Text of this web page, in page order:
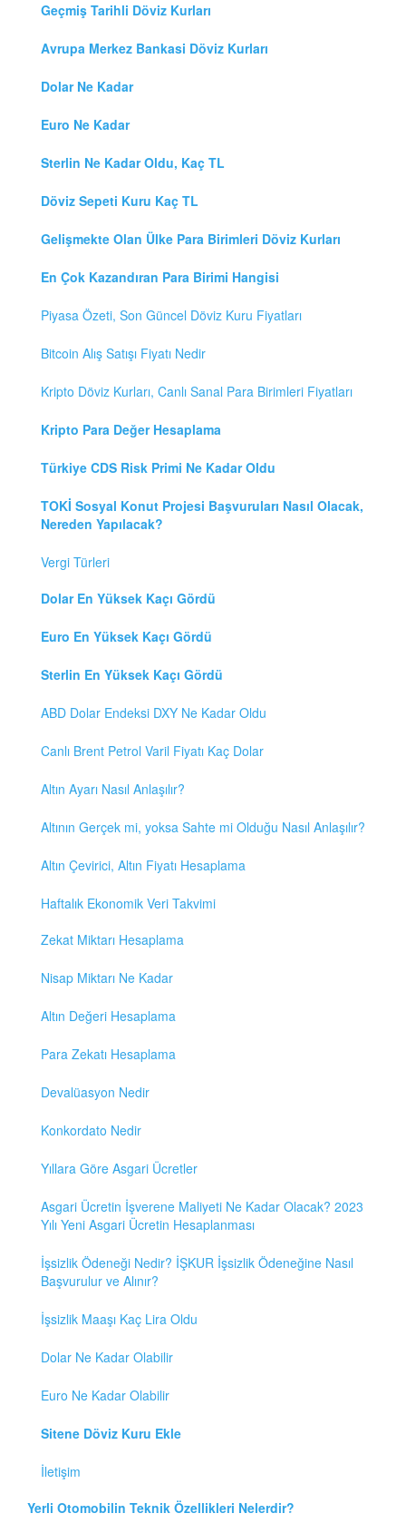
Geçmiş Tarihli Döviz Kurları
Avrupa Merkez Bankasi Döviz Kurları
Dolar Ne Kadar
Euro Ne Kadar
Sterlin Ne Kadar Oldu, Kaç TL
Döviz Sepeti Kuru Kaç TL
Gelişmekte Olan Ülke Para Birimleri Döviz Kurları
En Çok Kazandıran Para Birimi Hangisi
Piyasa Özeti, Son Güncel Döviz Kuru Fiyatları
Bitcoin Alış Satışı Fiyatı Nedir
Kripto Döviz Kurları, Canlı Sanal Para Birimleri Fiyatları
Kripto Para Değer Hesaplama
Türkiye CDS Risk Primi Ne Kadar Oldu
TOKİ Sosyal Konut Projesi Başvuruları Nasıl Olacak,
Nereden Yapılacak?
Vergi Türleri
Dolar En Yüksek Kaçı Gördü
Euro En Yüksek Kaçı Gördü
Sterlin En Yüksek Kaçı Gördü
ABD Dolar Endeksi DXY Ne Kadar Oldu
Canlı Brent Petrol Varil Fiyatı Kaç Dolar
Altın Ayarı Nasıl Anlaşılır?
Altının Gerçek mi, yoksa Sahte mi Olduğu Nasıl Anlaşılır?
Altın Çevirici, Altın Fiyatı Hesaplama
Haftalık Ekonomik Veri Takvimi
Zekat Miktarı Hesaplama
Nisap Miktarı Ne Kadar
Altın Değeri Hesaplama
Para Zekatı Hesaplama
Devalüasyon Nedir
Konkordato Nedir
Yıllara Göre Asgari Ücretler
Asgari Ücretin İşverene Maliyeti Ne Kadar Olacak? 2023
Yılı Yeni Asgari Ücretin Hesaplanması
İşsizlik Ödeneği Nedir? İŞKUR İşsizlik Ödeneğine Nasıl
Başvurulur ve Alınır?
İşsizlik Maaşı Kaç Lira Oldu
Dolar Ne Kadar Olabilir
Euro Ne Kadar Olabilir
Sitene Döviz Kuru Ekle
İletişim
Yerli Otomobilin Teknik Özellikleri Nelerdir?